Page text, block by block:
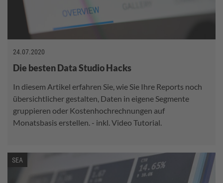
24.07.2020
Die besten Data Studio Hacks
In diesem Artikel erfahren Sie, wie Sie Ihre Reports noch
übersichtlicher gestalten, Daten in eigene Segmente
gruppieren oder Kostenhochrechnungen auf
Monatsbasis erstellen. - inkl. Video Tutorial.
SEA